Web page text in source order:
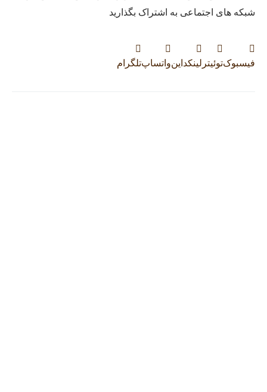
شبکه های اجتماعی به اشتراک بگذارید
فیسبوکتوئیتر لینکداینواتساپتلگرام